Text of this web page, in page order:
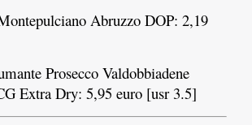
Abruzzo DOP: 2,19
Prosecco Valdobbiadene
Extra Dry: 5,95 euro [usr 3.5]